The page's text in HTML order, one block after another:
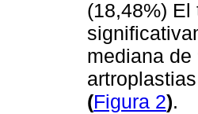
(18,48%)
mediana
(Figura 2).